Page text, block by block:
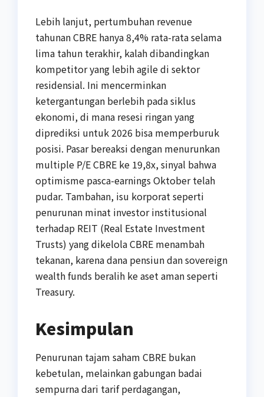
Lebih lanjut, pertumbuhan revenue
tahunan CBRE hanya 8,4% rata-rata selama
lima tahun terakhir, kalah dibandingkan
kompetitor yang lebih agile di sektor
residensial. Ini mencerminkan
ketergantungan berlebih pada siklus
ekonomi, di mana resesi ringan yang
diprediksi untuk 2026 bisa memperburuk
posisi. Pasar bereaksi dengan menurunkan
multiple P/E CBRE ke 19,8x, sinyal bahwa
optimisme pasca-earnings Oktober telah
pudar. Tambahan, isu korporat seperti
penurunan minat investor institusional
terhadap REIT (Real Estate Investment
Trusts) yang dikelola CBRE menambah
tekanan, karena dana pensiun dan sovereign
wealth funds beralih ke aset aman seperti
Treasury.
Kesimpulan
Penurunan tajam saham CBRE bukan
kebetulan, melainkan gabungan badai
sempurna dari tarif perdagangan,